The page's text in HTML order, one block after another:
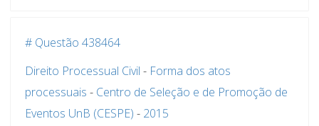
# Questão 438464
Direito Processual Civil - Forma dos atos
processuais - Centro de Seleção e de Promoção de
Eventos UnB (CESPE) - 2015